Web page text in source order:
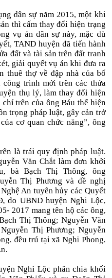
dân sự năm 2015, một khi
thì cấm thay đổi hiện trạng
vụ án dân sự này, mặc dù
TAND huyện đã tiến hành
đất và tài sản trên đất tranh
giải quyết vụ án khi đưa ra
thuê thợ về đập nhà của bố
trình mới trên các thửa
thụ lý, làm thay đổi hiện
trên của ông Báu thể hiện
trọng pháp luật, gây cản trở
cơ quan chức năng”, ông
là trái quy định pháp luật.
Văn Chắt làm đơn khởi
bà Bạch Thị Thông, ông
Thị Phương và đề nghị
An tuyên hủy các Quyết
do UBND huyện Nghi Lộc,
2017 mang tên hộ các ông,
Thị Thông; Nguyễn Văn
Thị Phương; Nguyễn
đều trú tại xã Nghi Phong,
Nghi Lộc phân chia khối